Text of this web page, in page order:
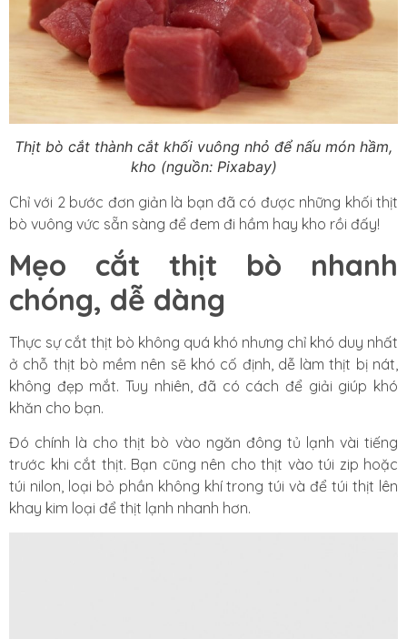
Thịt bò cắt thành cắt khối vuông nhỏ để nấu món hầm,
kho (nguồn: Pixabay)
Chỉ với 2 bước đơn giản là bạn đã có được những khối thịt
bò vuông vức sẵn sàng để đem đi hầm hay kho rồi đấy!
Mẹo cắt thịt bò nhanh
chóng, dễ dàng
Thực sự cắt thịt bò không quá khó nhưng chỉ khó duy nhất
ở chỗ thịt bò mềm nên sẽ khó cố định, dễ làm thịt bị nát,
không đẹp mắt. Tuy nhiên, đã có cách để giải giúp khó
khăn cho bạn.
Đó chính là cho thịt bò vào ngăn đông tủ lạnh vài tiếng
trước khi cắt thịt. Bạn cũng nên cho thịt vào túi zip hoặc
túi nilon, loại bỏ phần không khí trong túi và để túi thịt lên
khay kim loại để thịt lạnh nhanh hơn.